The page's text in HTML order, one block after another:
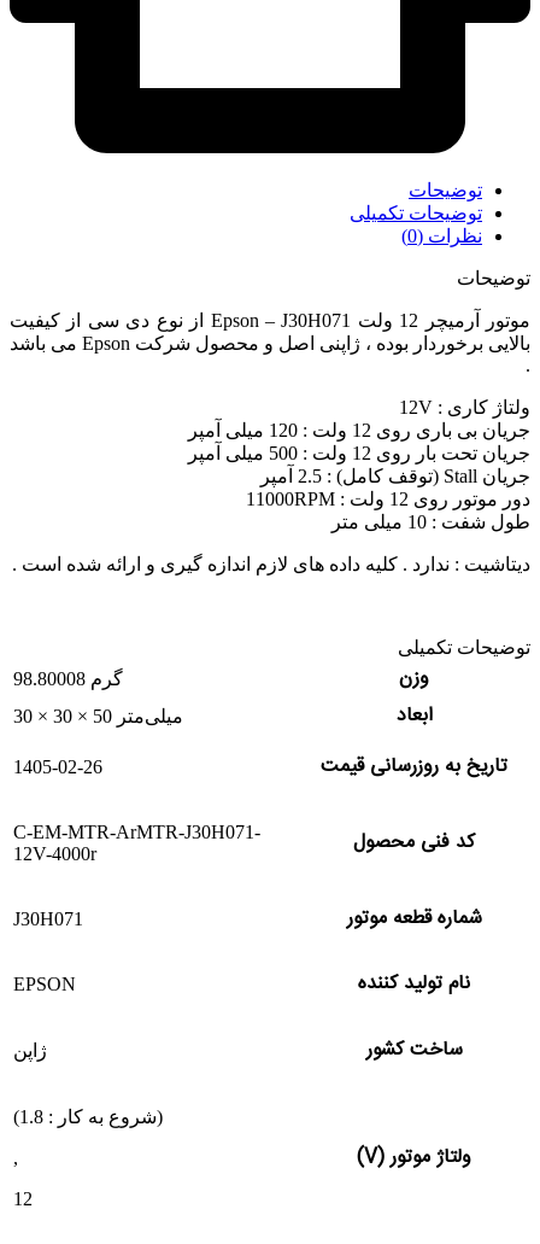
توضیحات
توضیحات تکمیلی
نظرات (0)
توضیحات
موتور آرمیچر 12 ولت Epson – J30H071 از نوع دی سی از کیفیت
بالایی برخوردار بوده ، ژاپنی اصل و محصول شرکت Epson می باشد
.
ولتاژ کاری : 12V
جریان بی باری روی 12 ولت : 120 میلی آمپر
جریان تحت بار روی 12 ولت : 500 میلی آمپر
جریان Stall (توقف کامل) : 2.5 آمپر
دور موتور روی 12 ولت : 11000RPM
طول شفت : 10 میلی متر
دیتاشیت : ندارد . کلیه داده های لازم اندازه گیری و ارائه شده است .
توضیحات تکمیلی
وزن 98.80008 گرم
ابعاد 30 × 30 × 50 میلی‌متر
تاریخ به روزرسانی قیمت 1405-02-26
کد فنی محصول
C-EM-MTR-ArMTR-J30H071-
12V-4000r
شماره قطعه موتور J30H071
نام تولید کننده EPSON
ساخت کشور ژاپن
ولتاژ موتور (V)
(شروع به کار : 1.8)
,
12